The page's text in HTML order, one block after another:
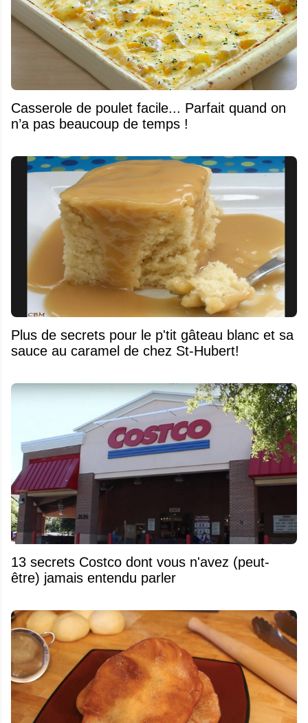
Casserole de poulet facile... Parfait quand on
n’a pas beaucoup de temps !
Plus de secrets pour le p'tit gâteau blanc et sa
sauce au caramel de chez St-Hubert!
13 secrets Costco dont vous n'avez (peut-
être) jamais entendu parler